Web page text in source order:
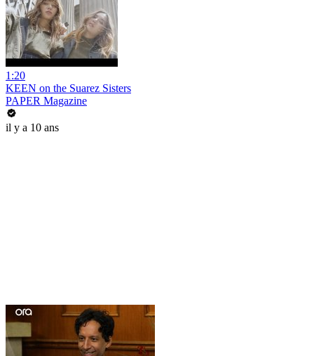
1:20
KEEN on the Suarez Sisters
PAPER Magazine
il y a 10 ans